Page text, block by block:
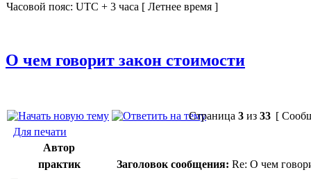
Часовой пояс: UTC + 3 часа [ Летнее время ]
О чем говорит закон стоимости
Страница 3 из 33 [
Для печати
Автор
практик
Заголовок сообщения: Re: О чем